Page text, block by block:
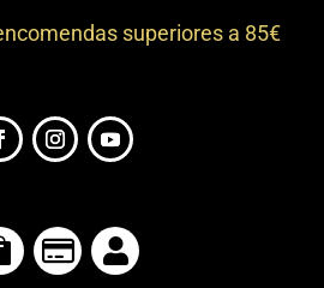
superiores a 85€
 